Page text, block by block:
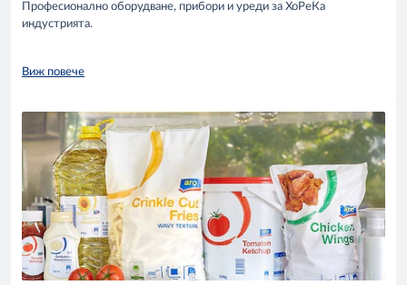
Професионално оборудване, прибори и уреди за ХоРеКа
индустрията.
Виж повече